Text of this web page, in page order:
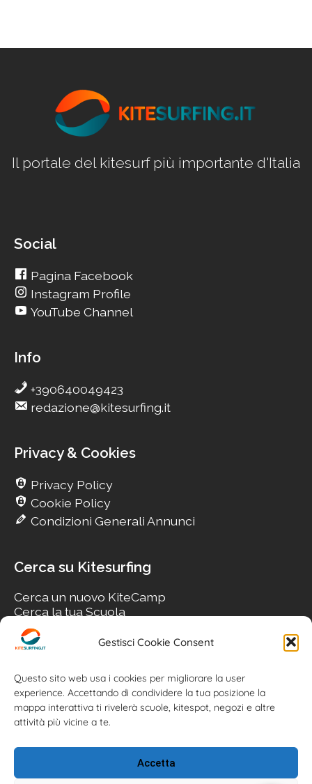
Gestisci Cookie Consent
Questo sito web usa i cookies per migliorare la user
experience. Accettando di condividere la tua posizione la
mappa interattiva ti rivelerà scuole, kitespot, negozi e altre
attività più vicine a te.
Accetta
Il portale del kitesurf più importante d'Italia
Social
Pagina Facebook
Instagram Profile
YouTube Channel
Info
+390640049423
redazione@kitesurfing.it
Privacy & Cookies
Privacy Policy
Cookie Policy
Condizioni Generali Annunci
Cerca su Kitesurfing
Cerca un nuovo KiteCamp
Cerca la tua Scuola
Cerca il tuo KiteSpot
Cerca Accommodation